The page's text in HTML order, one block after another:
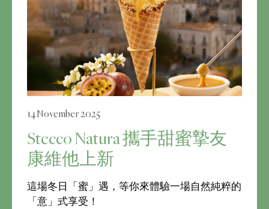
14 November 2025
Stecco Natura 攜手甜蜜摯友
康維他上新
這場冬日「蜜」遇，等你來體驗一場自然純粹的
「意」式享受！